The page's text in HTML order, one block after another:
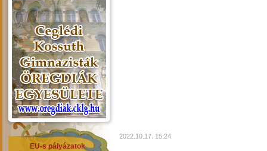
EU-s pályázatok
2022.10.17. 15:24